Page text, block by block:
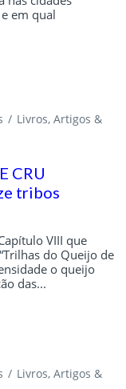
em qual
Livros, Artigos &
CRU
tribos
VIII que
do Queijo de
o queijo
das...
Livros, Artigos &